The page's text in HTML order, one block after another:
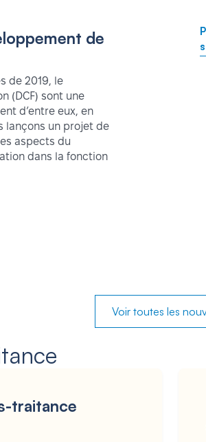
de
de 2019, le
(DCF) sont une
d’entre eux, en
lançons un projet de
aspects du
dans la fonction
Voir toutes les
traitance